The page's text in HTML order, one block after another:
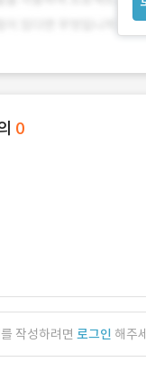
0
작성하려면 로그인 해주